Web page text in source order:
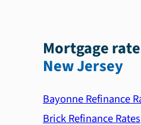
Mortgage
New Jersey
Bayonne Refinance
Brick Refinance Rates